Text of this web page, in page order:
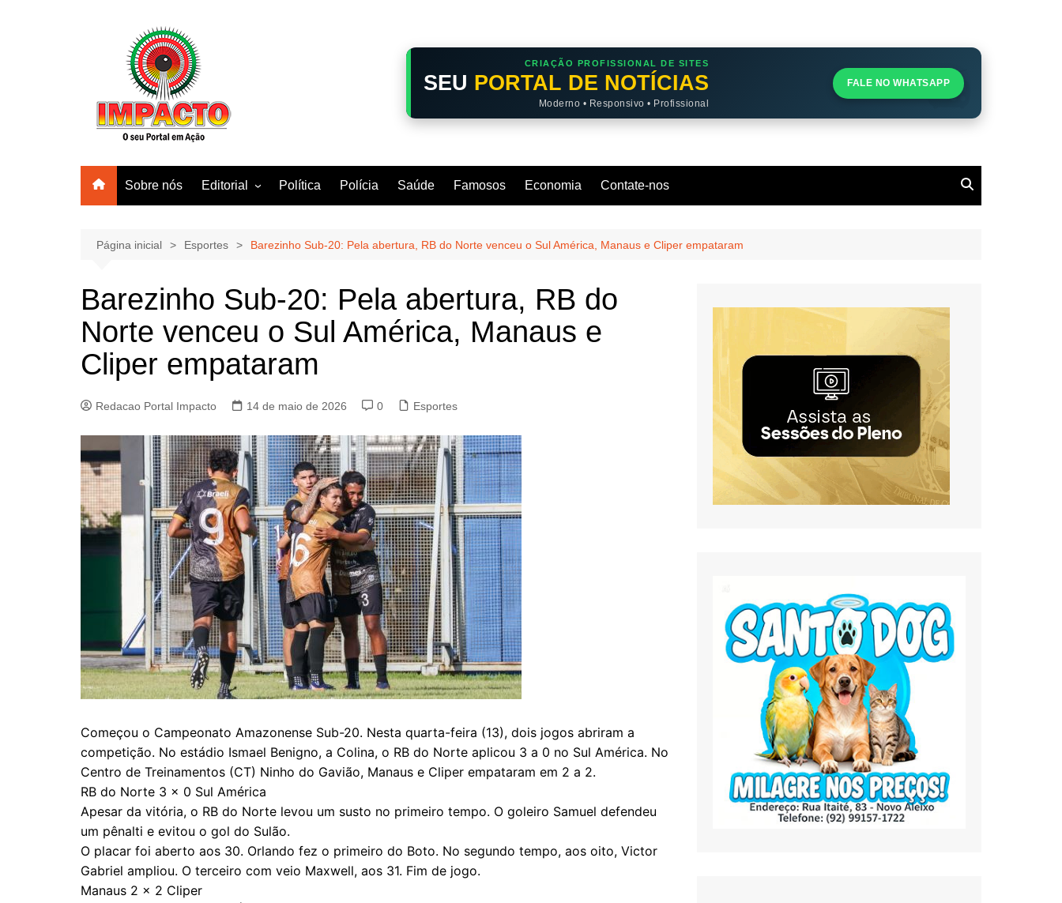
CRIAÇÃO PROFISSIONAL DE SITES
SEU PORTAL DE NOTÍCIAS
Moderno • Responsivo • Profissional
FALE NO WHATSAPP
Sobre nós Editorial
Manaus
Mundo
Política Polícia Saúde Famosos Economia Contate-nos
Página inicial Esportes Barezinho Sub-20: Pela abertura, RB do Norte venceu o Sul América, Manaus e Cliper empataram
Barezinho Sub-20: Pela abertura, RB do
Norte venceu o Sul América, Manaus e
Cliper empataram
Redacao Portal Impacto 14 de maio de 2026 0 Esportes
Começou o Campeonato Amazonense Sub-20. Nesta quarta-feira (13), dois jogos abriram a
competição. No estádio Ismael Benigno, a Colina, o RB do Norte aplicou 3 a 0 no Sul América. No
Centro de Treinamentos (CT) Ninho do Gavião, Manaus e Cliper empataram em 2 a 2.
RB do Norte 3 x 0 Sul América
Apesar da vitória, o RB do Norte levou um susto no primeiro tempo. O goleiro Samuel defendeu
um pênalti e evitou o gol do Sulão.
O placar foi aberto aos 30. Orlando fez o primeiro do Boto. No segundo tempo, aos oito, Victor
Gabriel ampliou. O terceiro com veio Maxwell, aos 31. Fim de jogo.
Manaus 2 x 2 Cliper